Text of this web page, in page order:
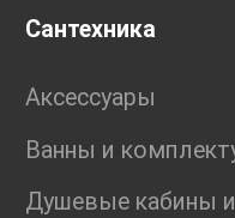
Сантехника
Аксессуары
Ванны и
Душевые кабины